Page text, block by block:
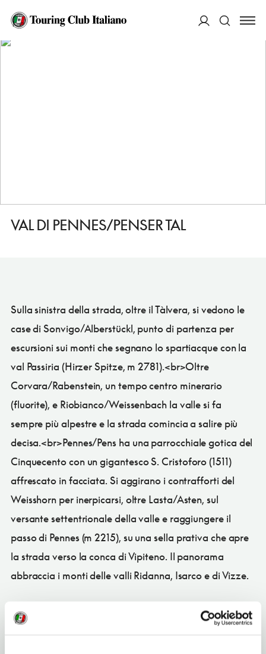
HOME
VAL DI PENNES/PENSER TAL
VAL DI PENNES/PENSER TAL
Sulla sinistra della strada, oltre il Tàlvera, si vedono le
case di Sonvigo/Alberstückl, punto di partenza per
escursioni sui monti che segnano lo spartiacque con la
val Passiria (Hirzer Spitze, m 2781).<br>Oltre
Corvara/Rabenstein, un tempo centro minerario
(fluorite), e Riobianco/Weissenbach la valle si fa
sempre più alpestre e la strada comincia a salire più
decisa.<br>Pennes/Pens ha una parrocchiale gotica del
Cinquecento con un gigantesco S. Cristoforo (1511)
affrescato in facciata. Si aggirano i contrafforti del
Weisshorn per inerpicarsi, oltre Lasta/Asten, sul
versante settentrionale della valle e raggiungere il
passo di Pennes (m 2215), su una sella prativa che apre
la strada verso la conca di Vipiteno. Il panorama
abbraccia i monti delle valli Ridanna, Isarco e di Vizze.